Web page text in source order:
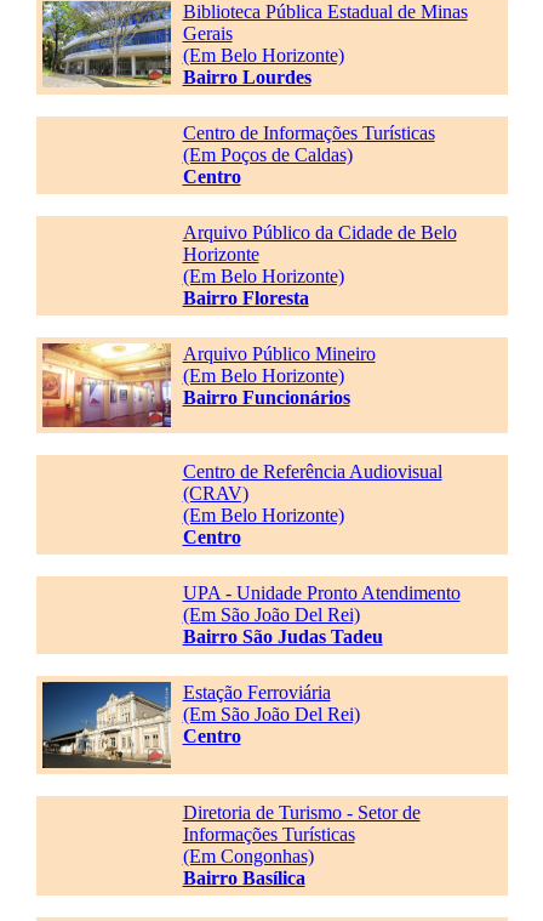
Biblioteca Pública Estadual de Minas
Gerais
(Em Belo Horizonte)
Bairro Lourdes
Centro de Informações Turísticas
(Em Poços de Caldas)
Centro
Arquivo Público da Cidade de Belo
Horizonte
(Em Belo Horizonte)
Bairro Floresta
Arquivo Público Mineiro
(Em Belo Horizonte)
Bairro Funcionários
Centro de Referência Audiovisual
(CRAV)
(Em Belo Horizonte)
Centro
UPA - Unidade Pronto Atendimento
(Em São João Del Rei)
Bairro São Judas Tadeu
Estação Ferroviária
(Em São João Del Rei)
Centro
Diretoria de Turismo - Setor de
Informações Turísticas
(Em Congonhas)
Bairro Basílica